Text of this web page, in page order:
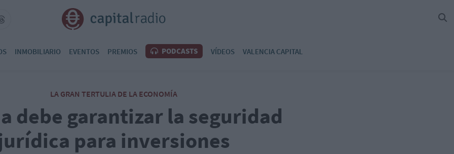
INMOBILIARIO EVENTOS PREMIOS PODCASTS VÍDEOS VALENCIA CAPITAL
LA GRAN TERTULIA DE LA ECONOMÍA
debe garantizar la seguridad
para inversiones